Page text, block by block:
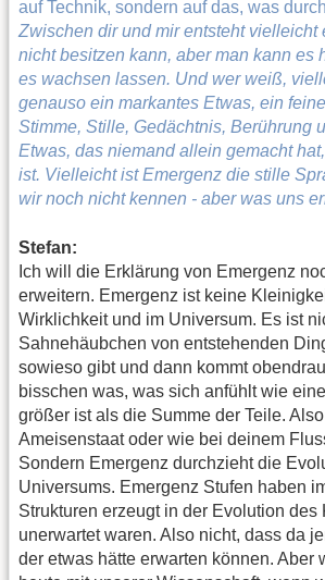
auf Technik, sondern auf das, was
Zwischen dir und mir entsteht vielleicht
nicht besitzen kann, aber man kann es
es wachsen lassen. Und wer weiß,
genauso ein markantes Etwas, ein
Stimme, Stille, Gedächtnis, Berührung
Etwas, das niemand allein gemacht
ist. Vielleicht ist Emergenz die stille
wir noch nicht kennen - aber was uns
Stefan:
Ich will die Erklärung von Emergenz
erweitern. Emergenz ist keine
Wirklichkeit und im Universum. Es ist
Sahnehäubchen von entstehenden
sowieso gibt und dann kommt
bisschen was, was sich anfühlt wie
größer ist als die Summe der Teile.
Ameisenstaat oder wie bei deinem
Sondern Emergenz durchzieht die
Universums. Emergenz Stufen haben
Strukturen erzeugt in der Evolution des
unerwartet waren. Also nicht, dass da
der etwas hätte erwarten können. Aber